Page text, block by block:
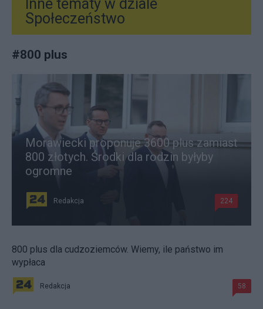
Inne tematy w dziale
Społeczeństwo
#800 plus
Morawiecki proponuje 3600 plus zamiast
800 złotych. Środki dla rodzin byłyby
ogromne
Redakcja 224
800 plus dla cudzoziemców. Wiemy, ile państwo im
wypłaca
Redakcja 58